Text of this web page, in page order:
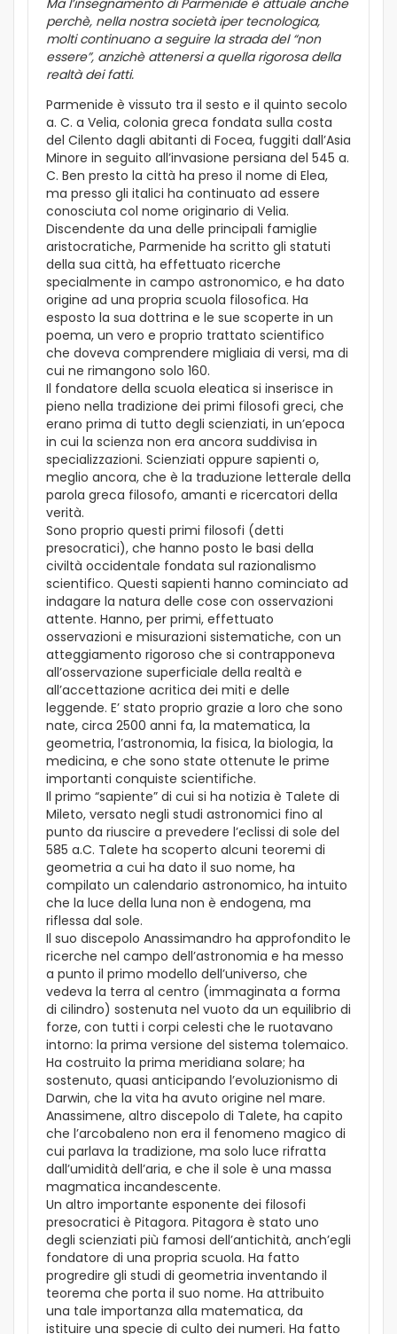
perchè, nella nostra società iper tecnologica,
molti continuano a seguire la strada del “non
essere”, anzichè attenersi a quella rigorosa della
realtà dei fatti.
Parmenide è vissuto tra il sesto e il quinto secolo
a. C. a Velia, colonia greca fondata sulla costa
del Cilento dagli abitanti di Focea, fuggiti dall’Asia
Minore in seguito all’invasione persiana del 545 a.
C. Ben presto la città ha preso il nome di Elea,
ma presso gli italici ha continuato ad essere
conosciuta col nome originario di Velia.
Discendente da una delle principali famiglie
aristocratiche, Parmenide ha scritto gli statuti
della sua città, ha effettuato ricerche
specialmente in campo astronomico, e ha dato
origine ad una propria scuola filosofica. Ha
esposto la sua dottrina e le sue scoperte in un
poema, un vero e proprio trattato scientifico
che doveva comprendere migliaia di versi, ma di
cui ne rimangono solo 160.
Il fondatore della scuola eleatica si inserisce in
pieno nella tradizione dei primi filosofi greci, che
erano prima di tutto degli scienziati, in un’epoca
in cui la scienza non era ancora suddivisa in
specializzazioni. Scienziati oppure sapienti o,
meglio ancora, che è la traduzione letterale della
parola greca filosofo, amanti e ricercatori della
verità.
Sono proprio questi primi filosofi (detti
presocratici), che hanno posto le basi della
civiltà occidentale fondata sul razionalismo
scientifico. Questi sapienti hanno cominciato ad
indagare la natura delle cose con osservazioni
attente. Hanno, per primi, effettuato
osservazioni e misurazioni sistematiche, con un
atteggiamento rigoroso che si contrapponeva
all’osservazione superficiale della realtà e
all’accettazione acritica dei miti e delle
leggende. E’ stato proprio grazie a loro che sono
nate, circa 2500 anni fa, la matematica, la
geometria, l’astronomia, la fisica, la biologia, la
medicina, e che sono state ottenute le prime
importanti conquiste scientifiche.
Il primo “sapiente” di cui si ha notizia è Talete di
Mileto, versato negli studi astronomici fino al
punto da riuscire a prevedere l’eclissi di sole del
585 a.C. Talete ha scoperto alcuni teoremi di
geometria a cui ha dato il suo nome, ha
compilato un calendario astronomico, ha intuito
che la luce della luna non è endogena, ma
riflessa dal sole.
Il suo discepolo Anassimandro ha approfondito le
ricerche nel campo dell’astronomia e ha messo
a punto il primo modello dell’universo, che
vedeva la terra al centro (immaginata a forma
di cilindro) sostenuta nel vuoto da un equilibrio di
forze, con tutti i corpi celesti che le ruotavano
intorno: la prima versione del sistema tolemaico.
Ha costruito la prima meridiana solare; ha
sostenuto, quasi anticipando l’evoluzionismo di
Darwin, che la vita ha avuto origine nel mare.
Anassimene, altro discepolo di Talete, ha capito
che l’arcobaleno non era il fenomeno magico di
cui parlava la tradizione, ma solo luce rifratta
dall’umidità dell’aria, e che il sole è una massa
magmatica incandescente.
Un altro importante esponente dei filosofi
presocratici è Pitagora. Pitagora è stato uno
degli scienziati più famosi dell’antichità, anch’egli
fondatore di una propria scuola. Ha fatto
progredire gli studi di geometria inventando il
teorema che porta il suo nome. Ha attribuito
una tale importanza alla matematica, da
istituire una specie di culto dei numeri. Ha fatto